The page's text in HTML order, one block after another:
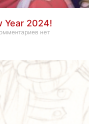
Year 2024!
нет